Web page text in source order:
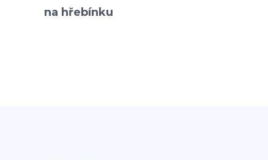
na hřebínku